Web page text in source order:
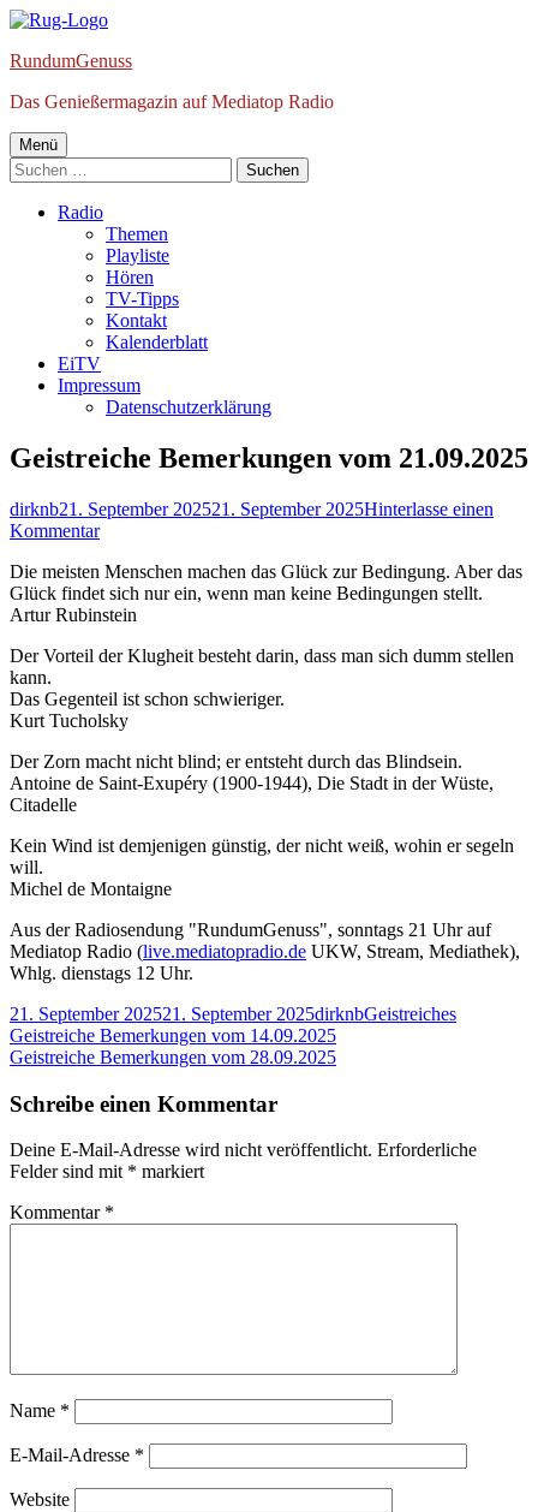
Springe
Inhalt
RundumGenuss
Das Genießermagazin auf Mediatop Radio
Primäres
Menü
Menü
Suchen
nach:
Radio
Themen
Playliste
Hören
TV-Tipps
Kontakt
Kalenderblatt
EiTV
Impressum
Datenschutzerklärung
Geistreiche Bemerkungen vom 21.09.2025
Autor
dirknbVeröffentlicht
am
21. September 202521. September 2025Hinterlasse einen
Kommentarzu
Bemerkungen
vom
21.09.2025
Die meisten Menschen machen das Glück zur Bedingung. Aber das
Glück findet sich nur ein, wenn man keine Bedingungen stellt.
Artur Rubinstein
Der Vorteil der Klugheit besteht darin, dass man sich dumm stellen
kann.
Das Gegenteil ist schon schwieriger.
Kurt Tucholsky
Der Zorn macht nicht blind; er entsteht durch das Blindsein.
Antoine de Saint-Exupéry (1900-1944), Die Stadt in der Wüste,
Citadelle
Kein Wind ist demjenigen günstig, der nicht weiß, wohin er segeln
will.
Michel de Montaigne
Aus der Radiosendung "RundumGenuss", sonntags 21 Uhr auf
Mediatop Radio (live.mediatopradio.de UKW, Stream, Mediathek),
Whlg. dienstags 12 Uhr.
Veröffentlicht
am
21. September 202521. September 2025Autor
dirknbKategorien
Geistreiches
Beitragsnavigation
Vorheriger
Beitrag:
Geistreiche Bemerkungen vom 14.09.2025
Nächster
Geistreiche Bemerkungen vom 28.09.2025
Schreibe einen Kommentar
Deine E-Mail-Adresse wird nicht veröffentlicht. Erforderliche
Felder sind mit * markiert
Kommentar *
Name *
E-Mail-Adresse *
Website